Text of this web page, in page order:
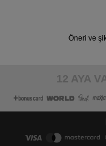
Öneri ve
12 AYA